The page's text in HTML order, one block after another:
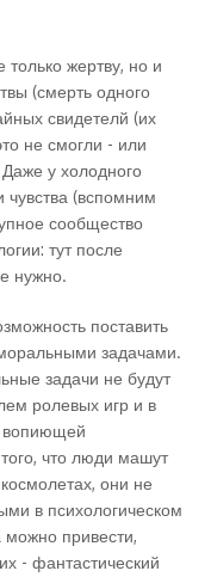
жертву, но и
(смерть одного
свидетелй (их
не смогли - или
у холодного
чувства (вспомним
сообщество
тут после
нужно.
поставить
задачами.
задачи не будут
ролевых игр и в
вопиющей
что люди машут
они не
в психологическом
привести,
- фантастический